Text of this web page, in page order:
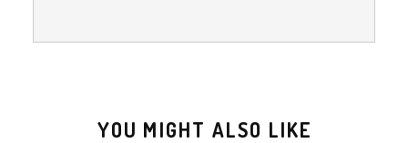
YOU MIGHT ALSO LIKE